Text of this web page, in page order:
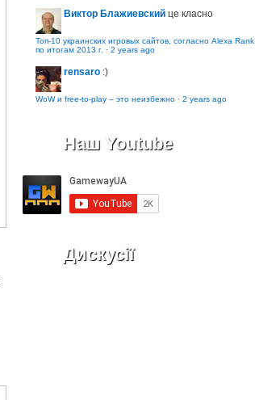
Виктор Блажиевский це класно
Топ-10 украинских игровых сайтов, согласно Alexa Rank
по итогам 2013 г. · 2 years ago
rensaro :)
WoW и free-to-play – это неизбежно · 2 years ago
Наш Youtube
Дискусії